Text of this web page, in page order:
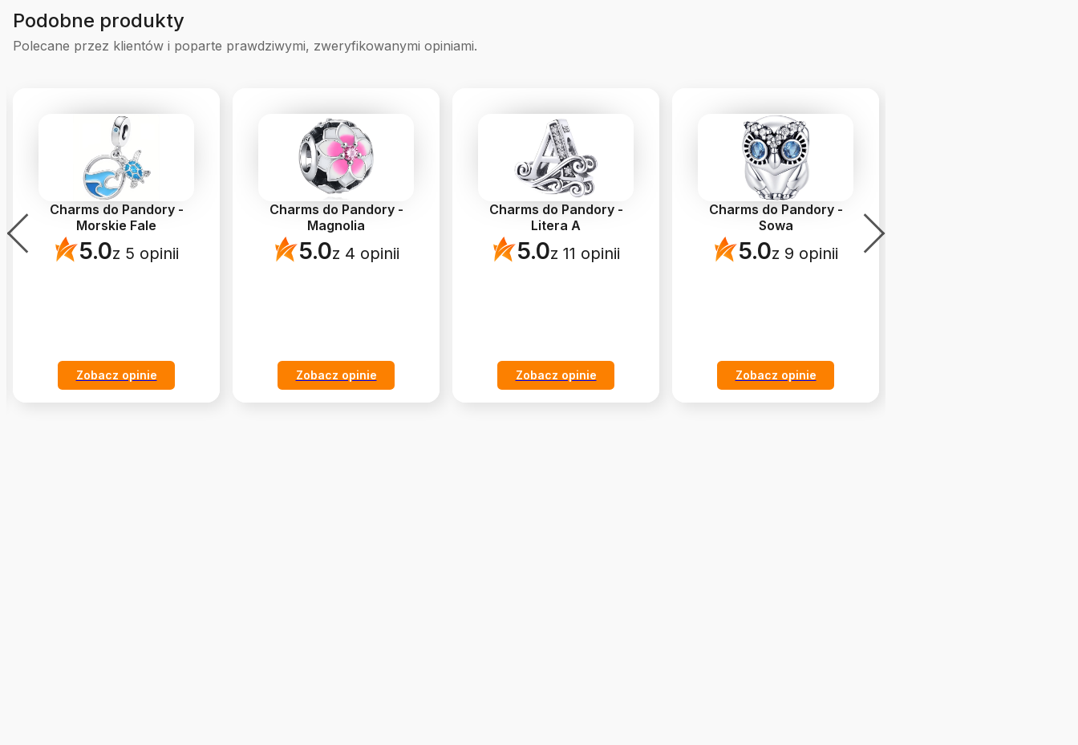
Podobne produkty
Polecane przez klientów i poparte prawdziwymi, zweryfikowanymi opiniami.
Charms do Pandory -
Morskie Fale
5.0z 5 opinii
Zobacz opinie
Charms do Pandory -
Magnolia
5.0z 4 opinii
Zobacz opinie
Charms do Pandory -
Litera A
5.0z 11 opinii
Zobacz opinie
Charms do Pandory -
Sowa
5.0z 9 opinii
Zobacz opinie